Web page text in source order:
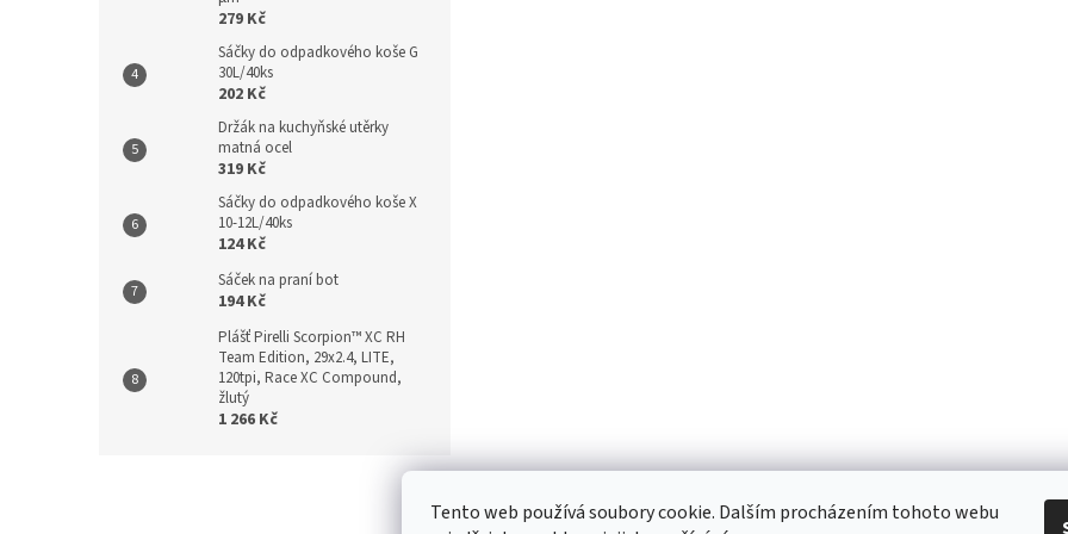
Tento web používá soubory cookie. Dalším procházením tohoto webu
279 Kč
Sáčky do odpadkového koše G
30L/40ks
202 Kč
Držák na kuchyňské utěrky
matná ocel
319 Kč
Sáčky do odpadkového koše X
10-12L/40ks
124 Kč
Sáček na praní bot
194 Kč
Plášť Pirelli Scorpion™ XC RH
Team Edition, 29x2.4, LITE,
120tpi, Race XC Compound,
žlutý
1 266 Kč
Kontakt / Obchodní podmínky / Ochrana osobních údajů / Reklamace / Výměna,